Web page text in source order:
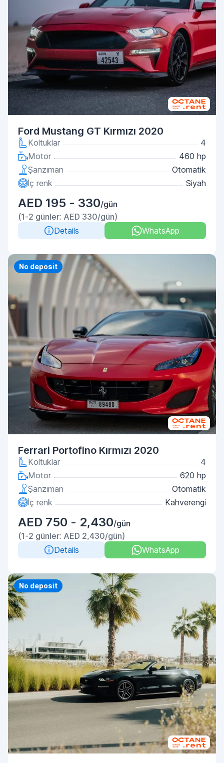
Ford Mustang GT Kırmızı 2020
Koltuklar
4
Motor
460 hp
Şanzıman
Otomatik
İç renk
Siyah
AED 195 - 330/gün
(1-2 günler: AED 330/gün)
Details
WhatsApp
Priority
No deposit
Ferrari Portofino Kırmızı 2020
Koltuklar
4
Motor
620 hp
Şanzıman
Otomatik
İç renk
Kahverengi
AED 750 - 2,430/gün
(1-2 günler: AED 2,430/gün)
Details
WhatsApp
Priority
No deposit